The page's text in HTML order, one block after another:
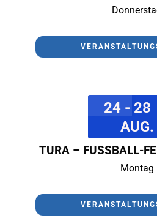
24 - 28
AUG.
TURA – FUSSBALL-
Montag